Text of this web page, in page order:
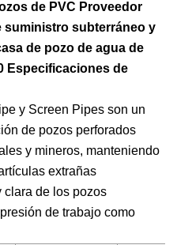
de PVC Proveedor
suministro subterráneo y
de pozo de agua de
Especificaciones de
y Screen Pipes son un
de pozos perforados
y mineros, manteniendo
extrañas
clara de los pozos
de trabajo como